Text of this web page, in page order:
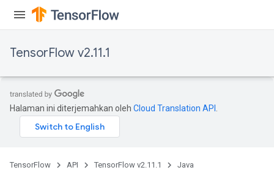
TensorFlow v2.11.1
Halaman ini diterjemahkan oleh Cloud Translation API
TensorFlow API TensorFlow v2.11.1 Java